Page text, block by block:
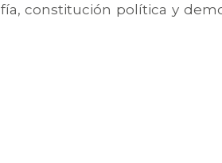
constitución política y